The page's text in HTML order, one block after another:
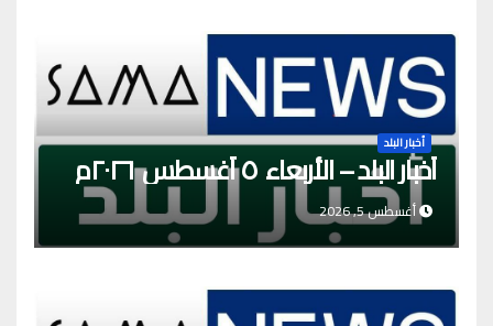
أخبار البلد
أخبار البلد – الأربعاء ٥ أغسطس ٢٠٢٦م
أغسطس 5, 2026